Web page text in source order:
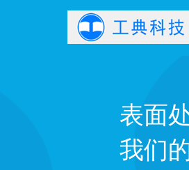
表面
我们